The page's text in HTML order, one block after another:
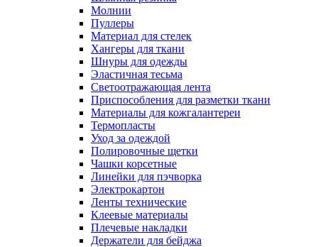
Молнии
Пуллеры
Материал для стелек
Хангеры для ткани
Шнуры для одежды
Эластичная тесьма
Светоотражающая лента
Приспособления для разметки ткани
Материалы для кожгалантереи
Термопласты
Уход за одеждой
Полировочные щетки
Чашки корсетные
Линейки для пэчворка
Электрокартон
Ленты технические
Клеевые материалы
Плечевые накладки
Держатели для бейджа